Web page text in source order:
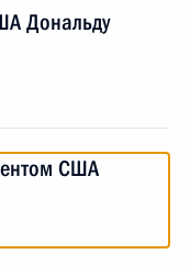
Дональду
США